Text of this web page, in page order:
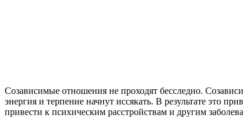
Созависимые отношения не проходят бесследно.
энергия и терпение начнут иссякать. В результате это
привести к психическим расстройствам и другим